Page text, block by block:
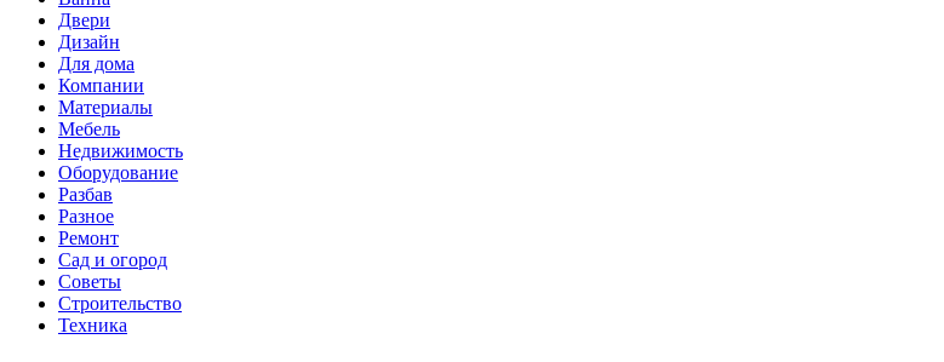
Двери
Дизайн
Для дома
Компании
Материалы
Мебель
Недвижимость
Оборудование
Разбав
Разное
Ремонт
Сад и огород
Советы
Строительство
Техника